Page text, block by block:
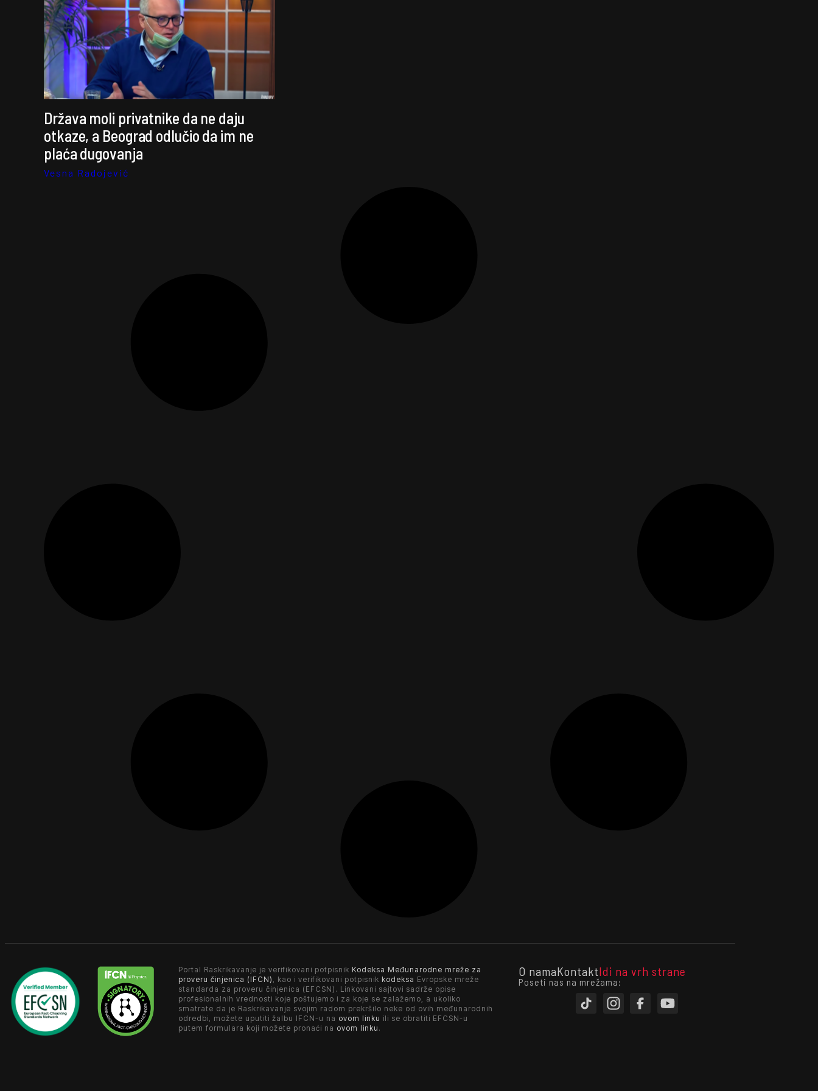
Država moli privatnike da ne daju
otkaze, a Beograd odlučio da im ne
plaća dugovanja
Vesna Radojević
Portal Raskrikavanje je verifikovani potpisnik Kodeksa Međunarodne mreže za
proveru činjenica (IFCN) , kao i verifikovani potpisnik kodeksa Evropske mreže
standarda za proveru činjenica (EFCSN). Linkovani sajtovi sadrže opise
profesionalnih vrednosti koje poštujemo i za koje se zalažemo, a ukoliko
smatrate da je Raskrikavanje svojim radom prekršilo neke od ovih međunarodnih
odredbi, možete uputiti žalbu IFCN-u na ovom linku ili se obratiti EFCSN-u
putem formulara koji možete pronaći na ovom linku .
O namaKontaktIdi na vrh strane
Poseti nas na mrežama: